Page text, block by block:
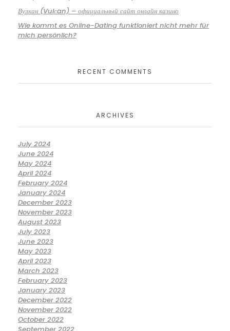
Вулкан (Vulсan) – официальный сайт онлайн казино
Wie kommt es Online-Dating funktioniert nicht mehr für
mich persönlich?
RECENT COMMENTS
ARCHIVES
July 2024
June 2024
May 2024
April 2024
February 2024
January 2024
December 2023
November 2023
August 2023
July 2023
June 2023
May 2023
April 2023
March 2023
February 2023
January 2023
December 2022
November 2022
October 2022
September 2022